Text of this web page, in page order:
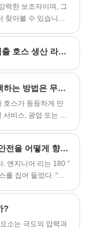
력한 보조자이며, 그
찾아볼 수 있습니다.
YITAI-- 완전 자동 지능형 저압 흡입 및 배출 호스 생산 라인이 성공적으로 테스트되었습니다.
대형 작업을위한 올바른 골절 호스를 선택하는 방법은 무엇입니까?
호스가 동등하게 만
서비스, 광업 또는 산
고급 오일 드릴링 호스는 고압 환경에서 안전을 어떻게 향상 시키는가?
엔지니어 리는 180 °
를 집어 들었다. "우
은 호스의 서비스 수
?
소는 극도의 압력과